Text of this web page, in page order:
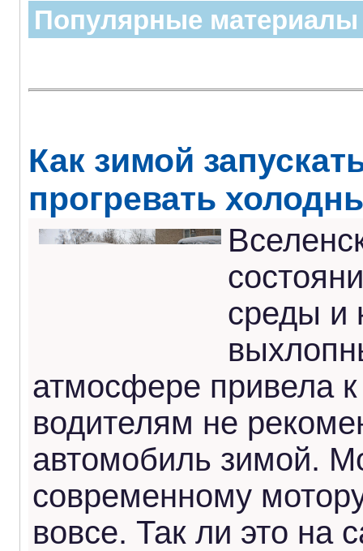
Популярные материалы
Как зимой
прогревать
среды и
атмосфере привела к
водителям не
автомобиль зимой.
современному
вовсе. Так ли это на